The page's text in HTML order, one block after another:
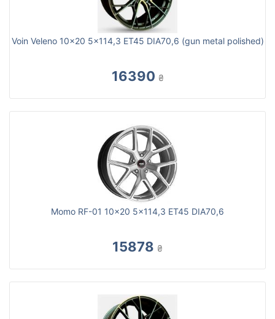
Voin Veleno 10x20 5x114,3 ET45 DIA70,6 (gun metal polished)
16390 ₴
Momo RF-01 10x20 5x114,3 ET45 DIA70,6
15878 ₴